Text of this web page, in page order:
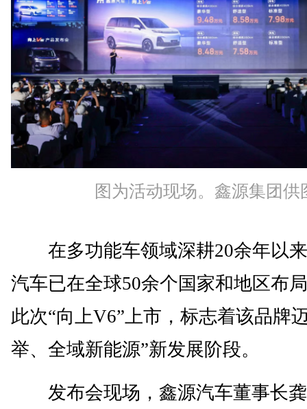
图为活动现场。鑫源集团供
在多功能车领域深耕20余年以来
汽车已在全球50余个国家和地区布
此次“向上V6”上市，标志着该品牌
举、全域新能源”新发展阶段。
发布会现场，鑫源汽车董事长龚